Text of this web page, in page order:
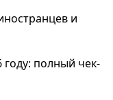
и
полный чек-